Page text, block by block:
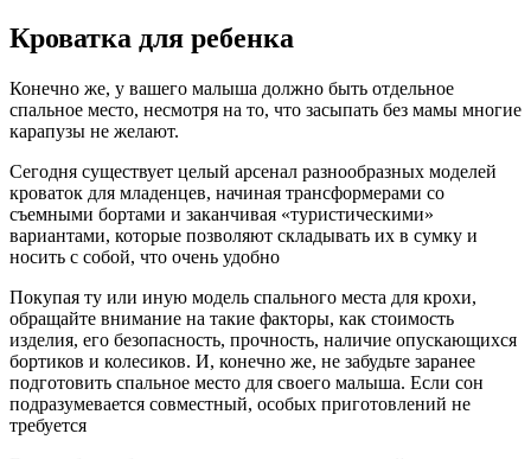
Кроватка для ребенка
Конечно же, у вашего малыша должно быть отдельное
спальное место, несмотря на то, что засыпать без мамы многие
карапузы не желают.
Сегодня существует целый арсенал разнообразных моделей
кроваток для младенцев, начиная трансформерами со
съемными бортами и заканчивая «туристическими»
вариантами, которые позволяют складывать их в сумку и
носить с собой, что очень удобно
Покупая ту или иную модель спального места для крохи,
обращайте внимание на такие факторы, как стоимость
изделия, его безопасность, прочность, наличие опускающихся
бортиков и колесиков. И, конечно же, не забудьте заранее
подготовить спальное место для своего малыша. Если сон
подразумевается совместный, особых приготовлений не
требуется